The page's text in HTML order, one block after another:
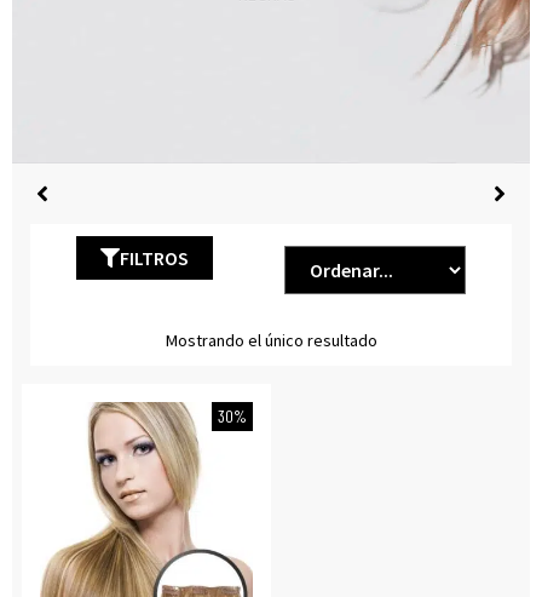
Mostrando el único resultado
FILTROS
30%